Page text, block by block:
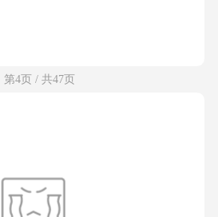
第4页 / 共47页